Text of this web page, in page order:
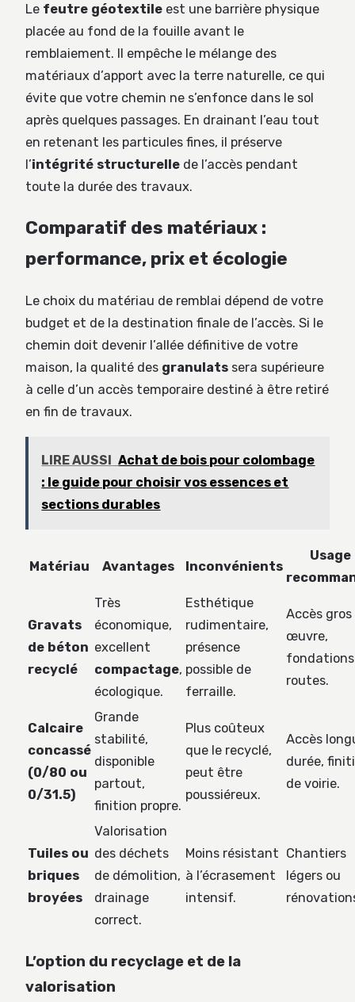
Le feutre géotextile est une barrière physique
placée au fond de la fouille avant le
remblaiement. Il empêche le mélange des
matériaux d’apport avec la terre naturelle, ce qui
évite que votre chemin ne s’enfonce dans le sol
après quelques passages. En drainant l’eau tout
en retenant les particules fines, il préserve
l’intégrité structurelle de l’accès pendant
toute la durée des travaux.
Comparatif des matériaux :
performance, prix et écologie
Le choix du matériau de remblai dépend de votre
budget et de la destination finale de l’accès. Si le
chemin doit devenir l’allée définitive de votre
maison, la qualité des granulats sera supérieure
à celle d’un accès temporaire destiné à être retiré
en fin de travaux.
LIRE AUSSI
Achat de bois pour colombage
: le guide pour choisir vos essences et
sections durables
Matériau Avantages Inconvénients
Usage
Gravats
de béton
recyclé
Très
économique,
excellent
compactage,
écologique.
Esthétique
rudimentaire,
présence
possible de
ferraille.
Accès gros
œuvre,
routes.
Calcaire
concassé
(0/80 ou
0/31.5)
Grande
stabilité,
disponible
partout,
finition propre.
Plus coûteux
que le recyclé,
peut être
poussiéreux.
Accès
durée,
de voirie.
Tuiles ou
briques
broyées
Valorisation
des déchets
de démolition,
drainage
correct.
Moins résistant
à l’écrasement
intensif.
Chantiers
légers ou
L’option du recyclage et de la
valorisation